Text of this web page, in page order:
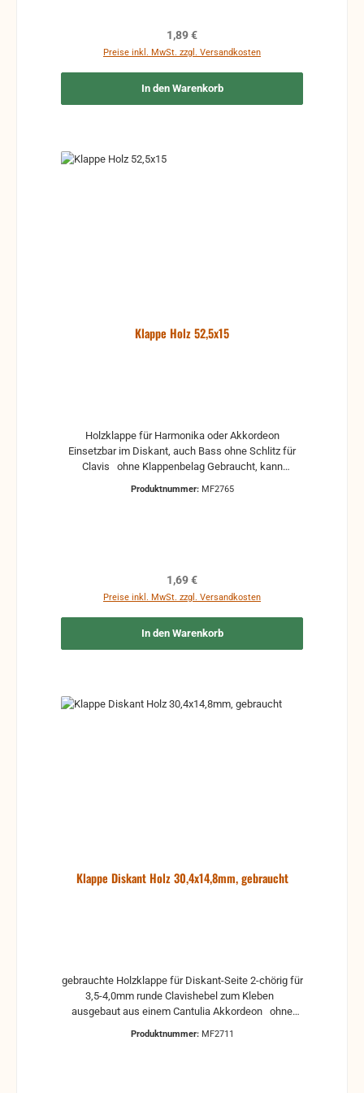
lässt sich der neue Belag bestens aufkleben.
Regulärer Preis:
1,89 €
Preise inkl. MwSt. zzgl. Versandkosten
In den Warenkorb
Klappe Holz 52,5x15
Holzklappe für Harmonika oder Akkordeon
Einsetzbar im Diskant, auch Bass ohne Schlitz für
Clavis ohne Klappenbelag Gebraucht, kann
Produktnummer: MF2765
Regulärer Preis:
1,69 €
Preise inkl. MwSt. zzgl. Versandkosten
In den Warenkorb
Klappe Diskant Holz 30,4x14,8mm, gebraucht
gebrauchte Holzklappe für Diskant-Seite 2-chörig für
3,5-4,0mm runde Clavishebel zum Kleben
ausgebaut aus einem Cantulia Akkordeon ohne
Produktnummer: MF2711